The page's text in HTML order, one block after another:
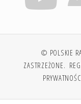
© POLSKIE
ZASTRZEŻONE.